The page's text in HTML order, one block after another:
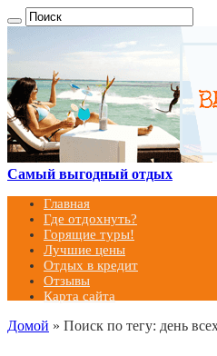
Самый выгодный отдых
Главная
Где отдохнуть?
Горящие туры!
Лучшие цены
Отдых в кредит
Отзывы
Карта сайта
Домой » Поиск по тегу: день